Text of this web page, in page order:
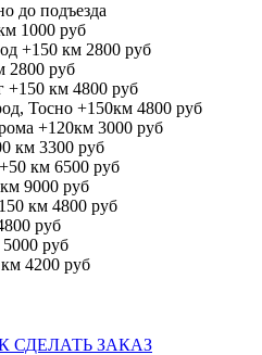
до подъезда
1000 руб
+150 км 2800 руб
2800 руб
+150 км 4800 руб
Тосно +150км 4800 руб
+120км 3000 руб
км 3300 руб
км 6500 руб
9000 руб
км 4800 руб
руб
5000 руб
4200 руб
СДЕЛАТЬ ЗАКАЗ